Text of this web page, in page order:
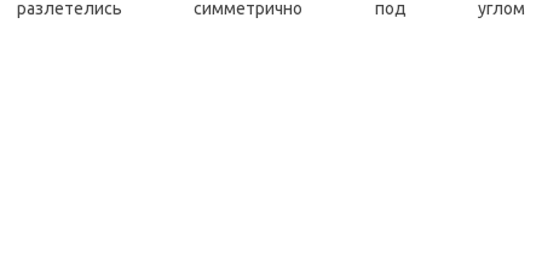
разлетелись симметрично под углом